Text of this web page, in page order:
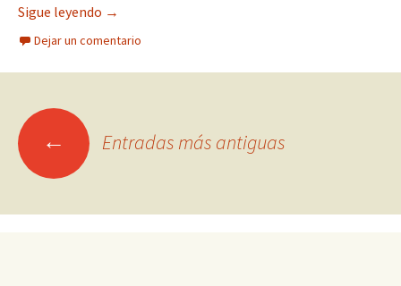
Sigue leyendo Impulsa el emprendimiento en mujeres y
→
Dejar un comentario
Ir
← Entradas más antiguas